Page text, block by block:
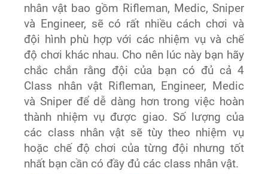
nhân vật bao gồm Rifleman, Medic, Sniper
và Engineer, sẽ có rất nhiều cách chơi và
đội hình phù hợp với các nhiệm vụ và chế
độ chơi khác nhau. Cho nên lúc này bạn hãy
chắc chắn rằng đội của bạn có đủ cả 4
Class nhân vật Rifleman, Engineer, Medic
và Sniper để dễ dàng hơn trong việc hoàn
thành nhiệm vụ được giao. Số lượng của
các class nhân vật sẽ tùy theo nhiệm vụ
hoặc chế độ chơi của từng đội nhưng tốt
nhất bạn cần có đầy đủ các class nhân vật.